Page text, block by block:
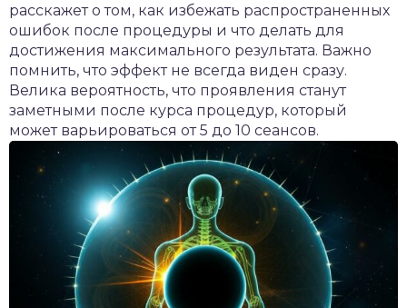
расскажет о том, как избежать распространенных
ошибок после процедуры и что делать для
достижения максимального результата. Важно
помнить, что эффект не всегда виден сразу.
Велика вероятность, что проявления станут
заметными после курса процедур, который
может варьироваться от 5 до 10 сеансов.